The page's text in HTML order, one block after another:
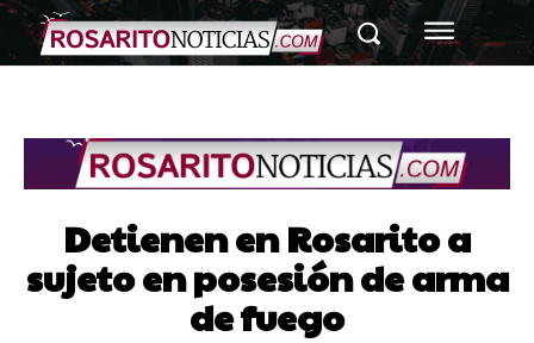
Detienen en Rosarito a
sujeto en posesión de arma
de fuego